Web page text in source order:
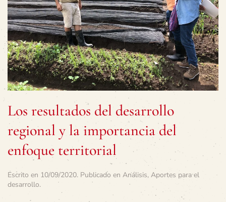
Los resultados del desarrollo
regional y la importancia del
enfoque territorial
Escrito en 10/09/2020. Publicado en Análisis, Aportes para el
desarrollo.